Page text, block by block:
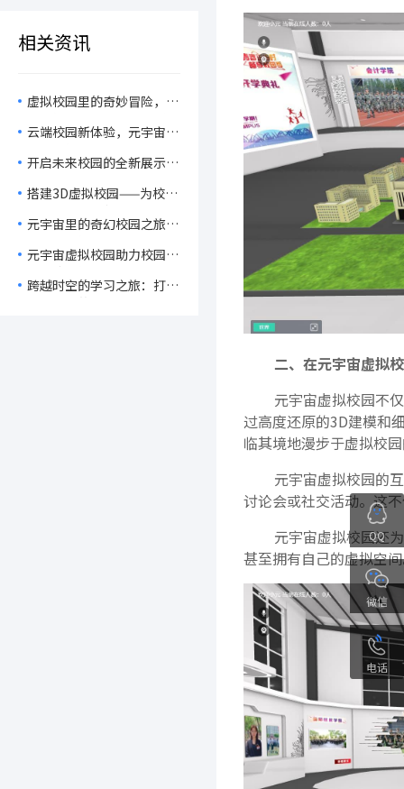
相关资讯
虚拟校园里的奇妙冒险，元
起来？
云端校园新体验，元宇宙虚
横生？
开启未来校园的全新展示模
下！
搭建3D虚拟校园——为校园
元宇宙里的奇幻校园之旅，
趣横生？
元宇宙虚拟校园助力校园宣
传，这将如何改变校园宣传
方式？
跨越时空的学习之旅：打造
二、在元宇宙虚拟
元宇宙虚拟校园不
过高度还原的3D建模和
临其境地漫步于虚拟校
元宇宙虚拟校园的
讨论会或社交活动。这
元宇宙虚拟校园还
甚至拥有自己的虚拟空
QQ
微信
电话